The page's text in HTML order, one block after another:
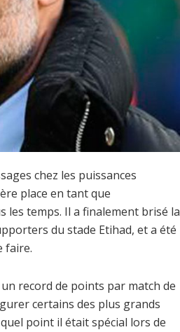
chez les puissances
place en tant que
les temps. Il a finalement brisé la
du stade Etihad, et a été
faire.
record de points par match de
certains des plus grands
point il était spécial lors de